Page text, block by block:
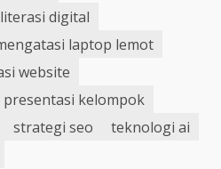
literasi digital
laptop lemot
website
presentasi kelompok
strategi seo
teknologi ai